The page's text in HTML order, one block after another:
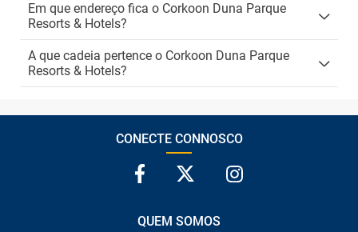
Em que endereço fica o Corkoon Duna Parque
Resorts & Hotels?
A que cadeia pertence o Corkoon Duna Parque
Resorts & Hotels?
CONECTE CONNOSCO
QUEM SOMOS